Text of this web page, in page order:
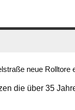
neue Rolltore
die über 35